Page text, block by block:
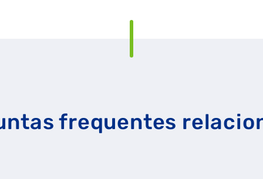
frequentes